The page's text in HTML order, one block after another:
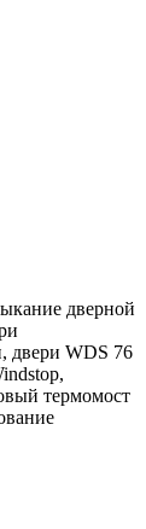
дверной
двери WDS 76
термомост